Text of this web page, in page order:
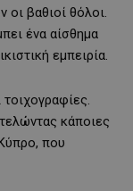
οι βαθιοί θόλοι.
ένα αίσθημα
εμπειρία.
κάποιες
που